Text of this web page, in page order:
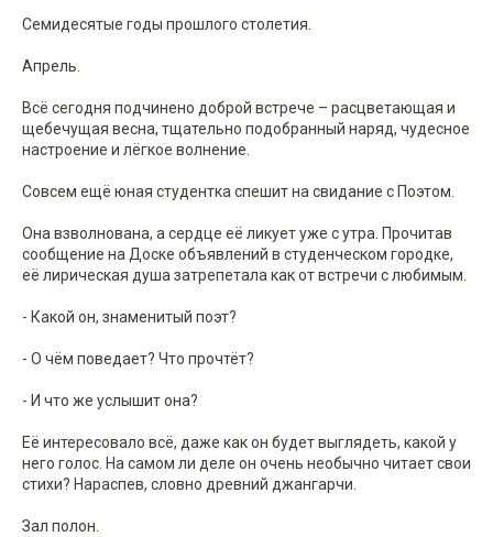
Семидесятые годы прошлого столетия.
Апрель.
Всё сегодня подчинено доброй встрече – расцветающая и
щебечущая весна, тщательно подобранный наряд, чудесное
настроение и лёгкое волнение.
Совсем ещё юная студентка спешит на свидание с Поэтом.
Она взволнована, а сердце её ликует уже с утра. Прочитав
сообщение на Доске объявлений в студенческом городке,
её лирическая душа затрепетала как от встречи с любимым.
- Какой он, знаменитый поэт?
- О чём поведает? Что прочтёт?
- И что же услышит она?
Её интересовало всё, даже как он будет выглядеть, какой у
него голос. На самом ли деле он очень необычно читает свои
стихи? Нараспев, словно древний джангарчи.
Зал полон.